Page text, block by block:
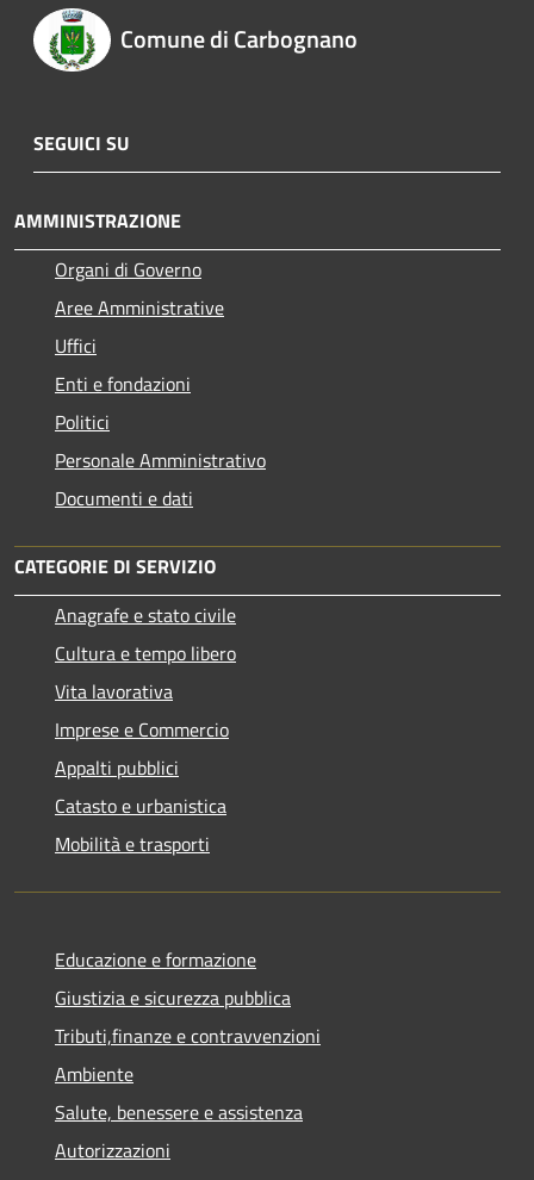
Comune di Carbognano
SEGUICI SU
AMMINISTRAZIONE
Organi di Governo
Aree Amministrative
Uffici
Enti e fondazioni
Politici
Personale Amministrativo
Documenti e dati
CATEGORIE DI SERVIZIO
Anagrafe e stato civile
Cultura e tempo libero
Vita lavorativa
Imprese e Commercio
Appalti pubblici
Catasto e urbanistica
Mobilità e trasporti
Educazione e formazione
Giustizia e sicurezza pubblica
Tributi,finanze e contravvenzioni
Ambiente
Salute, benessere e assistenza
Autorizzazioni